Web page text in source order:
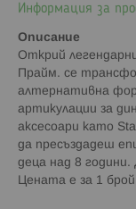
Информация за
Описание
Открий
Прайм. се
алтернативна
артикулации за
аксесоари като
да пресъздадеш
деца над 8
Цената е за 1